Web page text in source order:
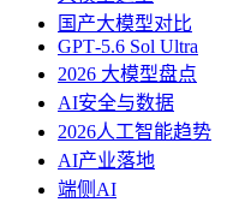
国产大模型对比
GPT‑5.6 Sol Ultra
2026 大模型盘点
AI安全与数据
2026人工智能趋势
AI产业落地
端侧AI